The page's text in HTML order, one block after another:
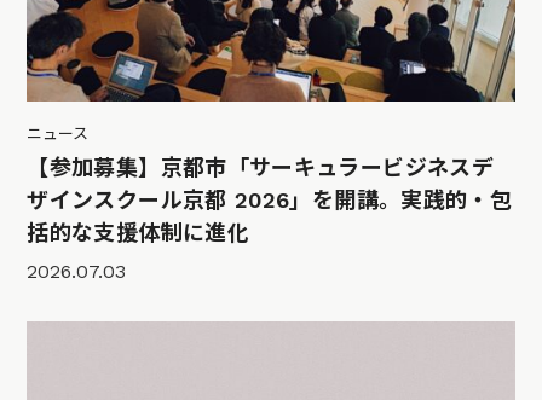
ニュース
【参加募集】京都市「サーキュラービジネスデ
ザインスクール京都 2026」を開講。実践的・包
括的な支援体制に進化
2026.07.03